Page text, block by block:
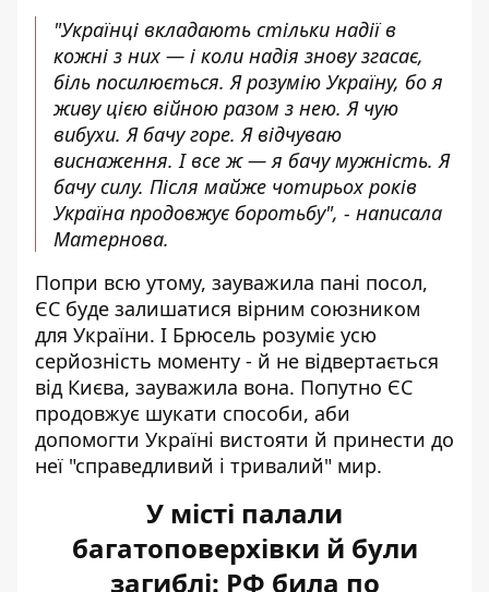
"Українці вкладають стільки надії в
кожні з них — і коли надія знову згасає,
біль посилюється. Я розумію Україну, бо я
живу цією війною разом з нею. Я чую
вибухи. Я бачу горе. Я відчуваю
виснаження. І все ж — я бачу мужність. Я
бачу силу. Після майже чотирьох років
Україна продовжує боротьбу", - написала
Матернова.
Попри всю утому, зауважила пані посол,
ЄС буде залишатися вірним союзником
для України. І Брюсель розуміє усю
серйозність моменту - й не відвертається
від Києва, зауважила вона. Попутно ЄС
продовжує шукати способи, аби
допомогти Україні вистояти й принести до
неї "справедливий і тривалий" мир.
У місті палали
багатоповерхівки й були
загиблі: РФ била по